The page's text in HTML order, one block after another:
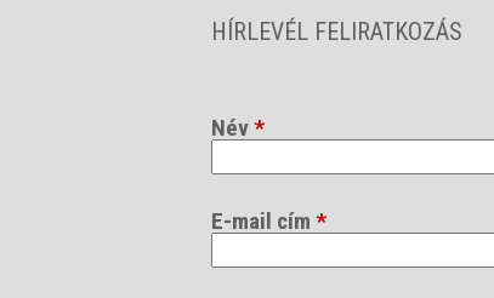
HÍRLEVÉL FELIRATKOZÁS
Név*
E-mail cím *